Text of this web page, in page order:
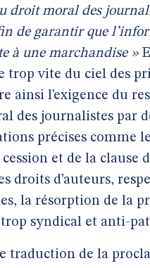
droit moral des
de garantir que
à une marchandise »
trop vite du ciel des
ainsi l’exigence du
des journalistes par
précises comme
cession et de la clause
droits d’auteurs,
la résorption de la
syndical et anti-
traduction de la